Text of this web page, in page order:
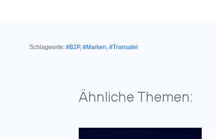
Schlagworte: #B2P, #Marken, #Transatel
Ähnliche Themen: